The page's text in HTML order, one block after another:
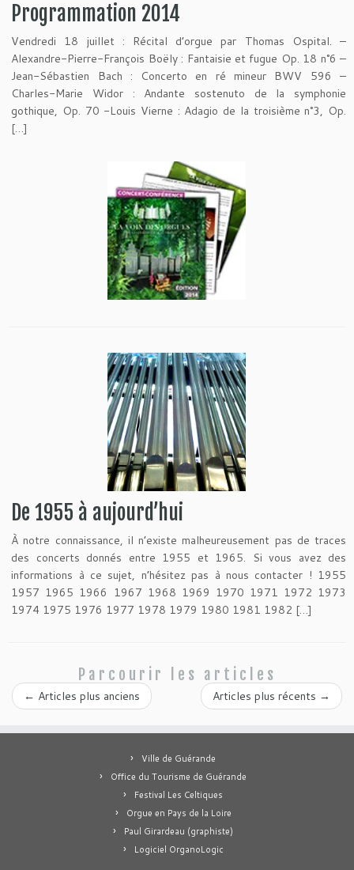
Programmation 2014
Vendredi 18 juillet : Récital d’orgue par Thomas Ospital. –
Alexandre-Pierre-François Boëly : Fantaisie et fugue Op. 18 n°6 –
Jean-Sébastien Bach : Concerto en ré mineur BWV 596 –
Charles-Marie Widor : Andante sostenuto de la symphonie
gothique, Op. 70 -Louis Vierne : Adagio de la troisième n°3, Op.
[…]
De 1955 à aujourd’hui
À notre connaissance, il n’existe malheureusement pas de traces
des concerts donnés entre 1955 et 1965. Si vous avez des
informations à ce sujet, n’hésitez pas à nous contacter ! 1955
1957 1965 1966 1967 1968 1969 1970 1971 1972 1973
1974 1975 1976 1977 1978 1979 1980 1981 1982 […]
Parcourir les articles
← Articles plus anciens Articles plus récents →
Ville de Guérande
Office du Tourisme de Guérande
Festival Les Celtiques
Orgue en Pays de la Loire
Paul Girardeau (graphiste)
Logiciel OrganoLogic